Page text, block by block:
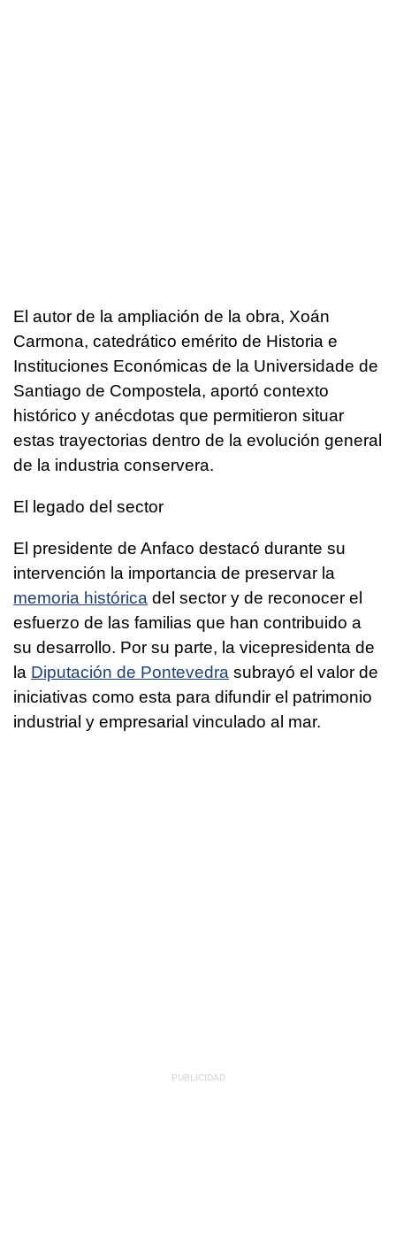
El autor de la ampliación de la obra, Xoán
Carmona, catedrático emérito de Historia e
Instituciones Económicas de la Universidade de
Santiago de Compostela, aportó contexto
histórico y anécdotas que permitieron situar
estas trayectorias dentro de la evolución general
de la industria conservera.
El legado del sector
El presidente de Anfaco destacó durante su
intervención la importancia de preservar la
memoria histórica del sector y de reconocer el
esfuerzo de las familias que han contribuido a
su desarrollo. Por su parte, la vicepresidenta de
la Diputación de Pontevedra subrayó el valor de
iniciativas como esta para difundir el patrimonio
industrial y empresarial vinculado al mar.